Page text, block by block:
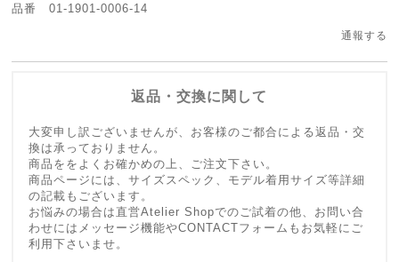
品番 01-1901-0006-14
通報する
返品・交換に関して
大変申し訳ございませんが、お客様のご都合による返品・交
換は承っておりません。
商品ををよくお確かめの上、ご注文下さい。
商品ページには、サイズスペック、モデル着用サイズ等詳細
の記載もございます。
お悩みの場合は直営Atelier Shopでのご試着の他、お問い合
わせにはメッセージ機能やCONTACTフォームもお気軽にご
利用下さいませ。